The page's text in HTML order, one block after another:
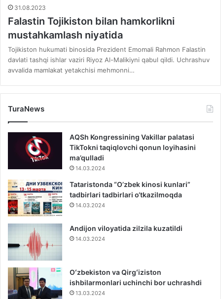
31.08.2023
Falastin Tojikiston bilan hamkorlikni
mustahkamlash niyatida
Tojikiston hukumati binosida Prezident Emomali Rahmon Falastin
davlati tashqi ishlar vaziri Riyoz Al-Malikiyni qabul qildi. Uchrashuv
avvalida mamlakat yetakchisi mehmonni…
TuraNews
AQSh Kongressining Vakillar palatasi
TikTokni taqiqlovchi qonun loyihasini
ma’qulladi
14.03.2024
Tataristonda “O’zbek kinosi kunlari”
tadbirlari tadbirlari o‘tkazilmoqda
14.03.2024
Andijon viloyatida zilzila kuzatildi
14.03.2024
Oʻzbekiston va Qirgʻiziston
ishbilarmonlari uchinchi bor uchrashdi
13.03.2024